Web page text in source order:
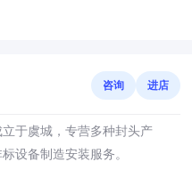
咨询 进店
于虞城，专营多种封头产
设备制造安装服务。